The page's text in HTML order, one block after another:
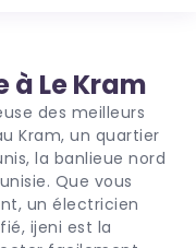
à Le Kram
Kram, un quartier
la banlieue nord
Que vous
un électricien
ijeni est la